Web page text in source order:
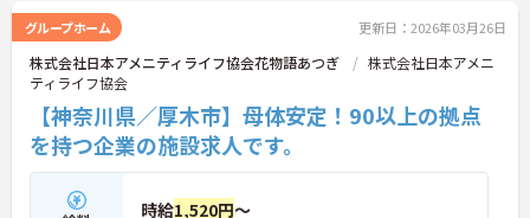
グループホーム 更新日：2026年03月26日
株式会社日本アメニティライフ協会花物語あつぎ
株式会社日本アメニ
ティライフ協会
【神奈川県／厚木市】母体安定！90以上の拠点
を持つ企業の施設求人です。
時給1,520円～